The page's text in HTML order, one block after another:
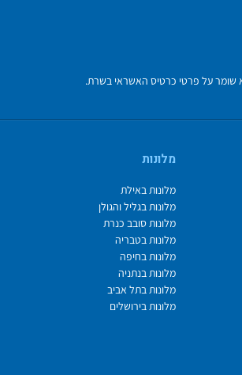
מלונות
מלונות באילת
מלונות בגליל והגולן
מלונות סובב כנרת
מלונות בטבריה
מלונות בחיפה
מלונות בנתניה
מלונות בתל אביב
מלונות בירושלים